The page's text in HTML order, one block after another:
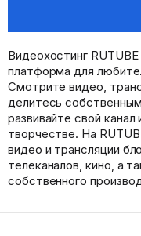
Видеохостинг
платформа для
Смотрите видео,
делитесь
развивайте свой
творчестве. На
видео и трансляции
телеканалов, кино, а
собственного